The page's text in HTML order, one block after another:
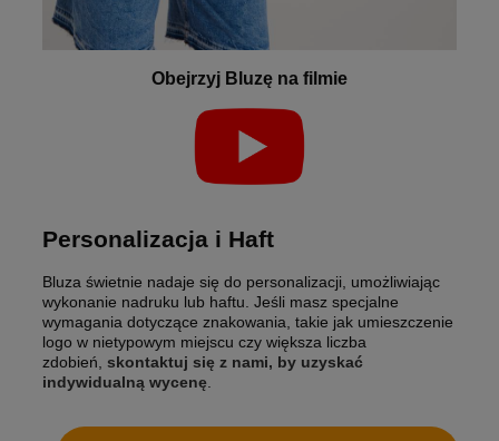
Obejrzyj Bluzę na filmie
Personalizacja i Haft
Bluza świetnie nadaje się do personalizacji, umożliwiając
wykonanie nadruku lub haftu. Jeśli masz specjalne
wymagania dotyczące znakowania, takie jak umieszczenie
logo w nietypowym miejscu czy większa liczba
zdobień, skontaktuj się z nami, by uzyskać
indywidualną wycenę.